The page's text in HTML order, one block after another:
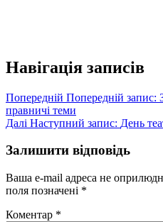
Навігація записів
Попередній Попередній запис:
правничі теми
Далі Наступний запис: День
Залишити відповідь
Ваша e-mail адреса не
поля позначені *
Коментар *